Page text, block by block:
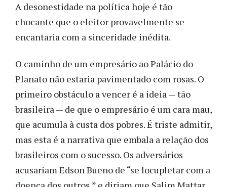
A desonestidade na política hoje é tão
chocante que o eleitor provavelmente se
encantaria com a sinceridade inédita.
O caminho de um empresário ao Palácio do
Planato não estaria pavimentado com rosas. O
primeiro obstáculo a vencer é a ideia — tão
brasileira — de que o empresário é um cara mau,
que acumula à custa dos pobres. É triste admitir,
mas esta é a narrativa que embala a relação dos
brasileiros com o sucesso. Os adversários
acusariam Edson Bueno de “se locupletar com a